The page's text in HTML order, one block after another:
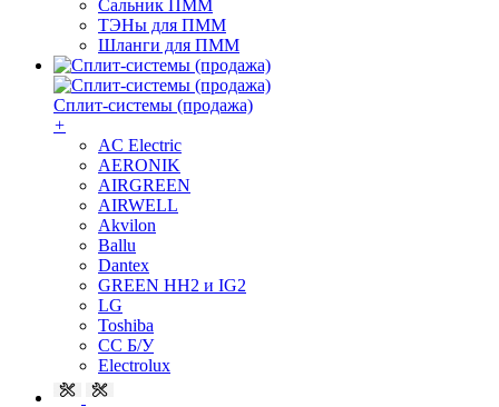
Сальник ПММ
ТЭНы для ПММ
Шланги для ПММ
Сплит-системы (продажа)
+
AC Electric
AERONIK
AIRGREEN
AIRWELL
Akvilon
Ballu
Dantex
GREEN HH2 и IG2
LG
Toshiba
СС Б/У
Electrolux